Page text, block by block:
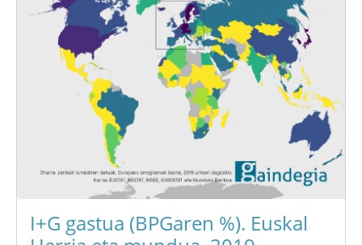
I+G gastua (BPGaren %). Euskal